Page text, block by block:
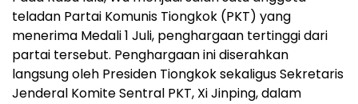
teladan Partai Komunis Tiongkok (PKT) yang
menerima Medali 1 Juli, penghargaan tertinggi dari
partai tersebut. Penghargaan ini diserahkan
langsung oleh Presiden Tiongkok sekaligus Sekretaris
Jenderal Komite Sentral PKT, Xi Jinping, dalam